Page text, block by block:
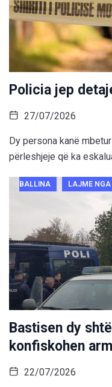
Policia jep
27/07/2026
Dy persona kanë
përleshjeje që ka
BALLINA LAJME
Bastisen dy
konfiskohen
22/07/2026